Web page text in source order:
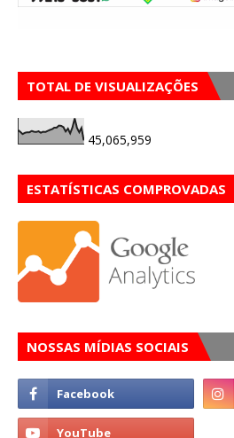
TOTAL DE VISUALIZAÇÕES
45,065,959
ESTATÍSTICAS COMPROVADAS
NOSSAS MÍDIAS SOCIAIS